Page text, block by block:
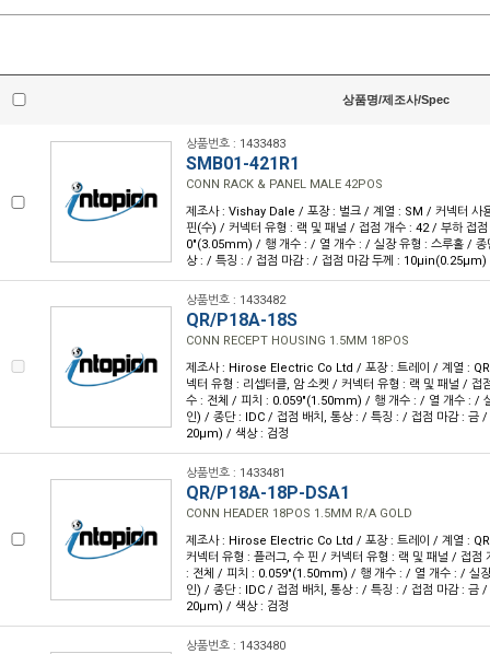
상품명/제조사/Spec
상품번호 : 1433483
SMB01-421R1
CONN RACK & PANEL MALE 42POS
제조사 : Vishay Dale / 포장 : 벌크 / 계열 : SM / 커넥터 사
핀(수) / 커넥터 유형 : 랙 및 패널 / 접점 개수 : 42 / 부하 접
0"(3.05mm) / 행 개수 : / 열 개수 : / 실장 유형 : 스루홀 / 종
상 : / 특징 : / 접점 마감 : / 접점 마감 두께 : 10µin(0.25µm)
상품번호 : 1433482
QR/P18A-18S
CONN RECEPT HOUSING 1.5MM 18POS
제조사 : Hirose Electric Co Ltd / 포장 : 트레이 / 계열 :
넥터 유형 : 리셉터클, 암 소켓 / 커넥터 유형 : 랙 및 패널 / 접
수 : 전체 / 피치 : 0.059"(1.50mm) / 행 개수 : / 열 개수 : /
인) / 종단 : IDC / 접점 배치, 통상 : / 특징 : / 접점 마감 : 금
20µm) / 색상 : 검정
상품번호 : 1433481
QR/P18A-18P-DSA1
CONN HEADER 18POS 1.5MM R/A GOLD
제조사 : Hirose Electric Co Ltd / 포장 : 트레이 / 계열 :
커넥터 유형 : 플러그, 수 핀 / 커넥터 유형 : 랙 및 패널 / 접점
: 전체 / 피치 : 0.059"(1.50mm) / 행 개수 : / 열 개수 : / 실장
인) / 종단 : IDC / 접점 배치, 통상 : / 특징 : / 접점 마감 : 금
20µm) / 색상 : 검정
상품번호 : 1433480